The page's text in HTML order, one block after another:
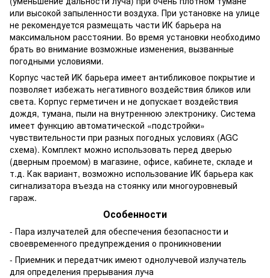
или высокой запыленности воздуха. При установке на улице
не рекомендуется размещать части ИК барьера на
максимальном расстоянии. Во время установки необходимо
брать во внимание возможные изменения, вызванные
погодными условиями.
Корпус частей ИК барьера имеет антибликовое покрытие и
позволяет избежать негативного воздействия бликов или
света. Корпус герметичен и не допускает воздействия
дождя, тумана, пыли на внутреннюю электронику. Система
имеет функцию автоматической «подстройки»
чувствительности при разных погодных условиях (AGC
схема). Комплект можно использовать перед дверью
(дверным проемом) в магазине, офисе, кабинете, складе и
т.д. Как вариант, возможно использование ИК барьера как
сигнализатора въезда на стоянку или многоуровневый
гараж.
Особенности
- Пара излучателей для обеспечения безопасности и
своевременного предупреждения о проникновении
- Приемник и передатчик имеют однолучевой излучатель
для определения прерывания луча